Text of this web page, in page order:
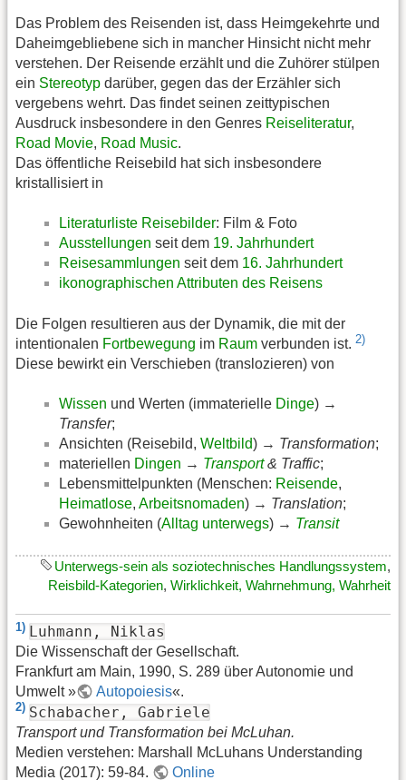
Das Problem des Reisenden ist, dass Heimgekehrte und
Daheimgebliebene sich in mancher Hinsicht nicht mehr
verstehen. Der Reisende erzählt und die Zuhörer stülpen
ein Stereotyp darüber, gegen das der Erzähler sich
vergebens wehrt. Das findet seinen zeittypischen
Ausdruck insbesondere in den Genres Reiseliteratur,
Road Movie, Road Music.
Das öffentliche Reisebild hat sich insbesondere
kristallisiert in
Literaturliste Reisebilder: Film & Foto
Ausstellungen seit dem 19. Jahrhundert
Reisesammlungen seit dem 16. Jahrhundert
ikonographischen Attributen des Reisens
Die Folgen resultieren aus der Dynamik, die mit der
intentionalen Fortbewegung im Raum verbunden ist. 2)
Diese bewirkt ein Verschieben (translozieren) von
Wissen und Werten (immaterielle Dinge) →
Transfer;
Ansichten (Reisebild, Weltbild) → Transformation;
materiellen Dingen → Transport& Traffic;
Lebensmittelpunkten (Menschen: Reisende,
Heimatlose, Arbeitsnomaden) → Translation;
Gewohnheiten (Alltag unterwegs) → Transit
Unterwegs-sein als soziotechnisches Handlungssystem,
Reisbild-Kategorien, Wirklichkeit, Wahrnehmung, Wahrheit
1) Luhmann, Niklas
Die Wissenschaft der Gesellschaft.
Frankfurt am Main, 1990, S. 289 über Autonomie und
Umwelt »
Autopoiesis«.
2) Schabacher, Gabriele
Transport und Transformation bei McLuhan.
Medien verstehen: Marshall McLuhans Understanding
Media (2017): 59-84.
Online